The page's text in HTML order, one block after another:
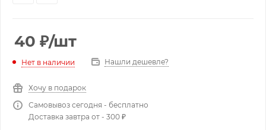
40 ₽/шт
Нет в наличии Нашли дешевле?
Хочу в подарок
Самовывоз сегодня - бесплатно
Доставка завтра от - 300 ₽